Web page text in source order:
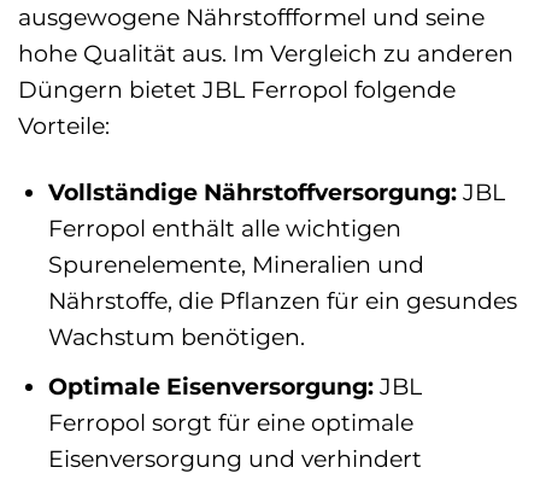
ausgewogene Nährstoffformel und seine
hohe Qualität aus. Im Vergleich zu anderen
Düngern bietet JBL Ferropol folgende
Vorteile:
Vollständige Nährstoffversorgung:JBL
Ferropol enthält alle wichtigen
Spurenelemente, Mineralien und
Nährstoffe, die Pflanzen für ein gesundes
Wachstum benötigen.
Optimale Eisenversorgung:JBL
Ferropol sorgt für eine optimale
Eisenversorgung und verhindert